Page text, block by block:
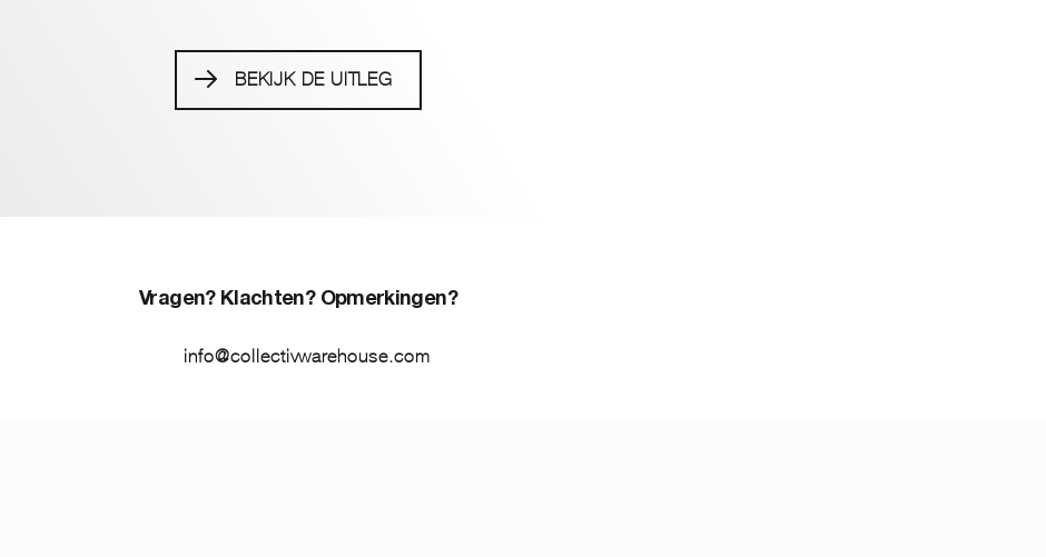
BEKIJK DE UITLEG
Vragen? Klachten? Opmerkingen?
info@collectivwarehouse.com